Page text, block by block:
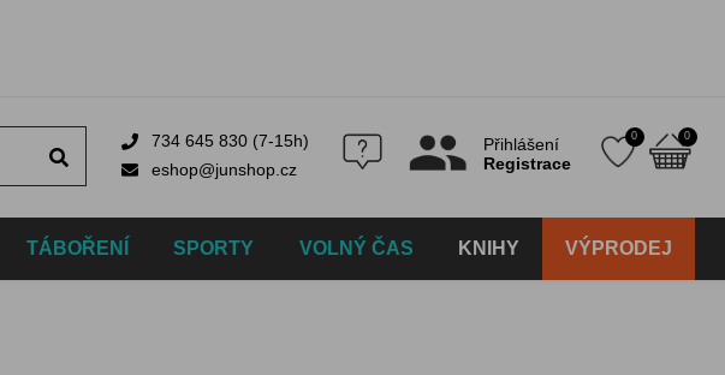
734 645 830 (7-15h)
eshop@junshop.cz
Přihlášení
Registrace
0 0
TÁBOŘENÍ SPORTY VOLNÝ ČAS KNIHY VÝPRODEJ